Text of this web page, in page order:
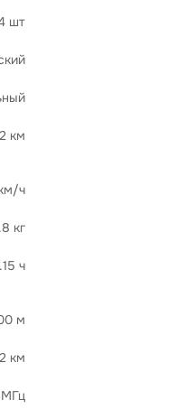
шт
2 км
ч
кг
ч
м
2 км